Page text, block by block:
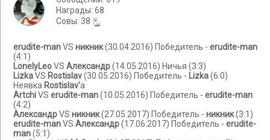
Награды: 68
Cовы: 38
erudite-manVS никник(30.04.2016) Победитель - erudite-man
(4:1)
LonelyLeoVS Александр(14.05.2016) Ничья (3:3)
LizkaVS Rostislav(30.05.2016) Победитель - Lizka(6:0)
Неявка Rostislav'а
ArtchiVS erudite-man(10.05.2016) Победитель - erudite-man
(4:2)
АлександрVS никник(27.05.2017) Победитель - никник(3:1)
erudite-manVS Александр(17.06.2017) Победитель - erudite-
man(5:1)